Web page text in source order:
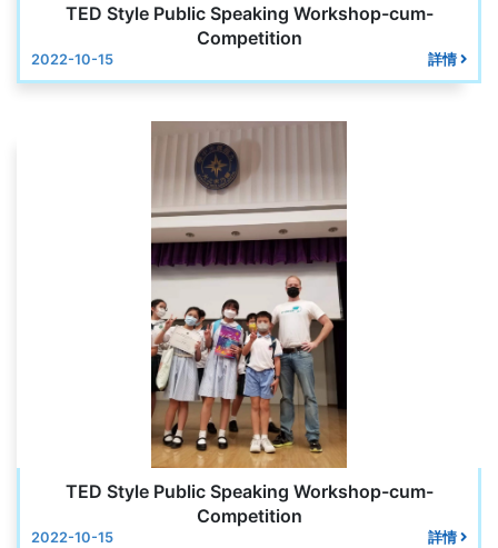
TED Style Public Speaking Workshop-cum-
Competition
2022-10-15 詳情
TED Style Public Speaking Workshop-cum-
Competition
2022-10-15 詳情